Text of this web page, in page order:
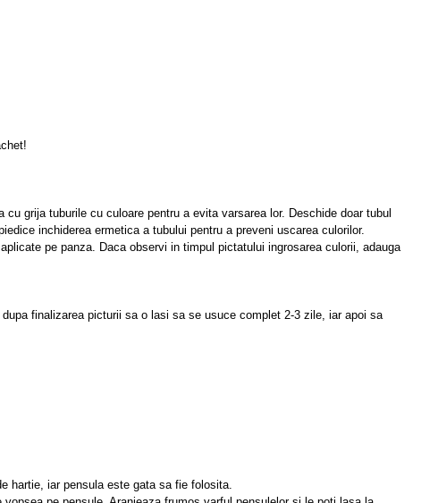
grija tuburile cu culoare pentru a evita varsarea lor. Deschide doar tubul
inchiderea ermetica a tubului pentru a preveni uscarea culorilor.
pe panza. Daca observi in timpul pictatului ingrosarea culorii, adauga
finalizarea picturii sa o lasi sa se usuce complet 2-3 zile, iar apoi sa
hartie, iar pensula este gata sa fie folosita.